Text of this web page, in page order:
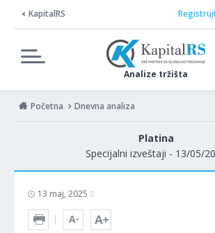
KapitalRS
Analize tržišta
Početna Dnevna analiza
Platina
Specijalni izveštaji - 13/05/
13 maj, 2025